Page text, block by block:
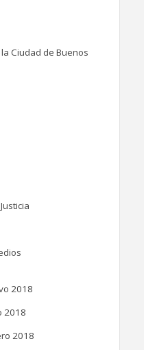
Ciudad de Buenos
2018
2018
2018